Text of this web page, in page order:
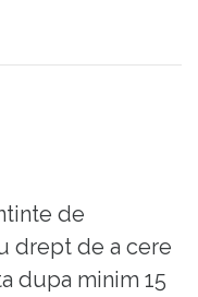
de
drept de a cere
dupa minim 15